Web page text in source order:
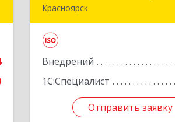
Красноярск
Внедрений
1С:Специалист
Отправить заявку
Отправить заявку